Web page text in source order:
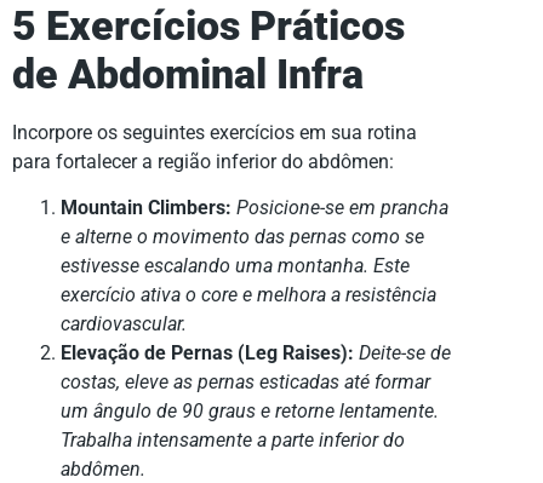
5 Exercícios Práticos
de Abdominal Infra
Incorpore os seguintes exercícios em sua rotina
para fortalecer a região inferior do abdômen:
Mountain Climbers: Posicione-se em prancha
e alterne o movimento das pernas como se
estivesse escalando uma montanha. Este
exercício ativa o core e melhora a resistência
cardiovascular.
Elevação de Pernas (Leg Raises): Deite-se de
costas, eleve as pernas esticadas até formar
um ângulo de 90 graus e retorne lentamente.
Trabalha intensamente a parte inferior do
abdômen.